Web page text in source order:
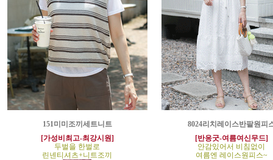
151미미조끼세트니트
[가성비최고-최강시원]
두벌을 한벌로
린넨티셔츠+니트조끼
8024리치레이스반팔원피
[반응굿-여름여신무드]
안감있어서 비침없이
여름엔 레이스원피스~